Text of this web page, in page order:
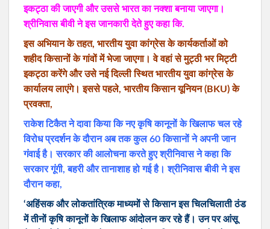
इकट्ठा की जाएगी और उससे भारत का नक्शा बनाया जाएगा।
श्रीनिवास बीवी ने इस जानकारी देते हुए कहा कि.
इस अभियान के तहत, भारतीय युवा कांग्रेस के कार्यकर्ताओं को
शहीद किसानों के गांवों में भेजा जाएगा। वे वहां से मुट्ठी भर मिट्टी
इकट्ठा करेंगे और उसे नई दिल्ली स्थित भारतीय युवा कांग्रेस के
कार्यालय लाएंगे। इससे पहले, भारतीय किसान यूनियन (BKU) के
प्रवक्ता,
राकेश टिकैत ने दावा किया कि नए कृषि कानूनों के खिलाफ चल रहे
विरोध प्रदर्शन के दौरान अब तक कुल 60 किसानों ने अपनी जान
गंवाई है। सरकार की आलोचना करते हुए श्रीनिवास ने कहा कि
सरकार गूंगी, बहरी और तानाशाह हो गई है। श्रीनिवास बीवी ने इस
दौरान कहा,
‘अहिंसक और लोकतांत्रिक माध्यमों से किसान इस चिलचिलाती ठंड
में तीनों कृषि कानूनों के खिलाफ आंदोलन कर रहे हैं। उन पर आंसू